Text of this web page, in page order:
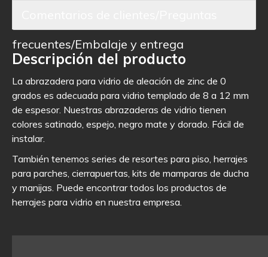
frecuentes/Embalaje y entrega
Descripción del producto
La abrazadera para vidrio de aleación de zinc de 0
grados es adecuada para vidrio templado de 8 a 12 mm
de espesor. Nuestras abrazaderas de vidrio tienen
colores satinado, espejo, negro mate y dorado. Fácil de
instalar.
También tenemos series de resortes para piso, herrajes
para parches, cierrapuertas, kits de mamparas de ducha
y manijas. Puede encontrar todos los productos de
herrajes para vidrio en nuestra empresa.